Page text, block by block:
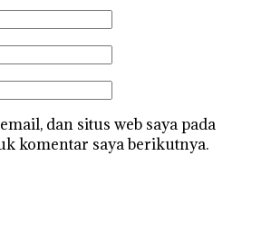
dan situs web saya pada
komentar saya berikutnya.